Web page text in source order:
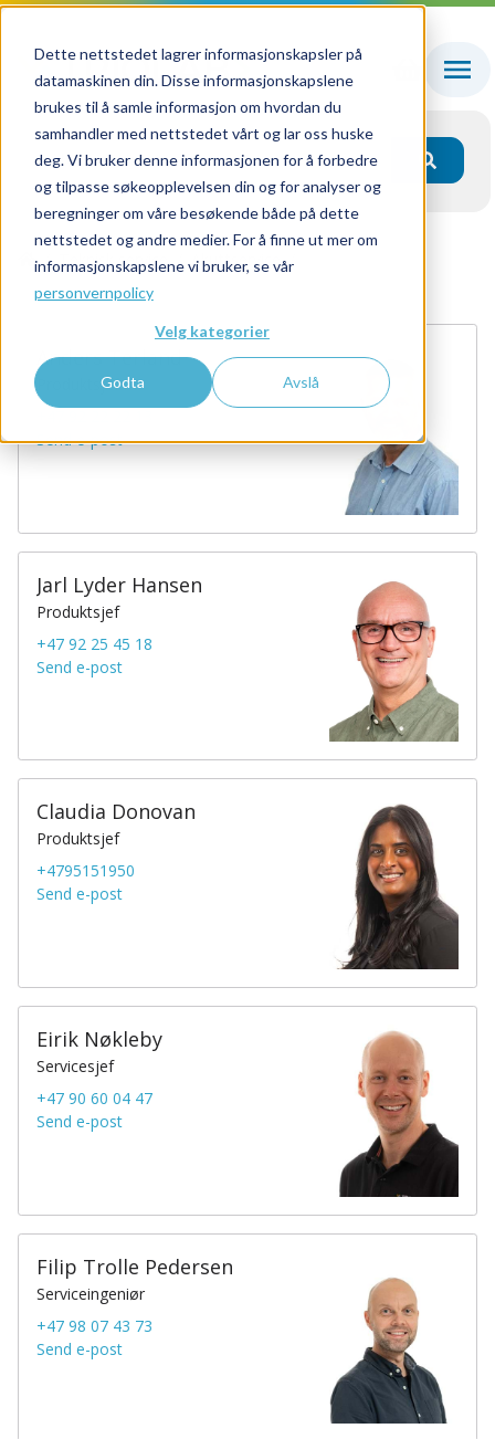
Dette nettstedet lagrer informasjonskapsler på
datamaskinen din. Disse informasjonskapslene
brukes til å samle informasjon om hvordan du
samhandler med nettstedet vårt og lar oss huske
deg. Vi bruker denne informasjonen for å forbedre
og tilpasse søkeopplevelsen din og for analyser og
beregninger om våre besøkende både på dette
nettstedet og andre medier. For å finne ut mer om
informasjonskapslene vi bruker, se vår
personvernpolicy
Velg kategorier
Godta Avslå
Teknisk service Akuttservice
Anders Terland
Produktsjef
Send e-post
Jarl Lyder Hansen
Produktsjef
+47 92 25 45 18
Send e-post
Claudia Donovan
Produktsjef
+4795151950
Send e-post
Eirik Nøkleby
Servicesjef
+47 90 60 04 47
Send e-post
Filip Trolle Pedersen
Serviceingeniør
+47 98 07 43 73
Send e-post